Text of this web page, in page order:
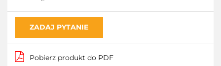
ZADAJ PYTANIE
Pobierz produkt do PDF